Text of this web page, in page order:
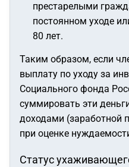
престарелыми
постоянном уходе
80 лет.
Таким образом, если
выплату по уходу за
Социального фонда
суммировать эти
доходами (заработной
при оценке
Статус